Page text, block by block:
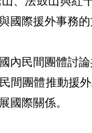
國際援外事務的
內民間團體討
間團體推動援
國際關係。